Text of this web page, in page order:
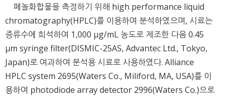
페놀화합물을 측정하기 위해 high performance liquid
chromatography(HPLC)를 이용하여 분석하였으며, 시료는
증류수에 희석하여 1,000 μg/mL 농도로 제조한 다음 0.45
μm syringe filter(DISMIC-25AS, Advantec Ltd., Tokyo,
Japan)로 여과하여 분석용 시료로 사용하였다. Alliance
HPLC system 2695(Waters Co., Miliford, MA, USA)를 이
용하여 photodiode array detector 2996(Waters Co.)으로